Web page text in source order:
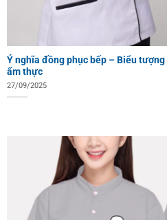
Ý nghĩa đồng phục bếp – Biểu
ẩm thực
27/09/2025